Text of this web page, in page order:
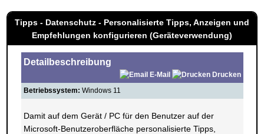
Tipps - Datenschutz - Personalisierte Tipps, Anzeigen und
Empfehlungen konfigurieren (Geräteverwendung)
Detailbeschreibung
E-Mail
Drucken
Betriebssystem: Windows 11
Damit auf dem Gerät / PC für den Benutzer auf der
Microsoft-Benutzeroberfläche personalisierte Tipps,